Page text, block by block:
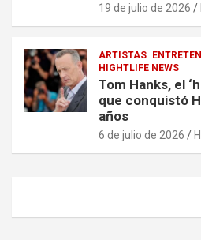
19 de julio de 2026
ARTISTAS
HIGHTLIFE NEWS
Tom Hanks, el
que conquistó
años
6 de julio de 2026